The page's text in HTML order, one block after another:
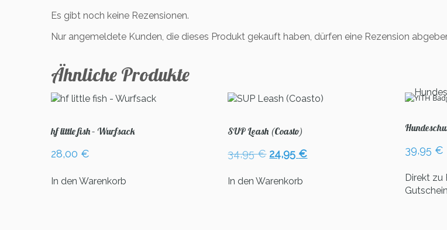
Es gibt noch keine Rezensionen.
Nur angemeldete Kunden, die dieses Produkt gekauft haben, dürfen eine Rezension
Ähnliche Produkte
hf little fish – Wurfsack
28,00 €
In den Warenkorb
SUP Leash (Coasto)
34,95€ Ursprünglicher
war:
24,95 €Aktueller
In den Warenkorb
39,95 €
Direkt zu